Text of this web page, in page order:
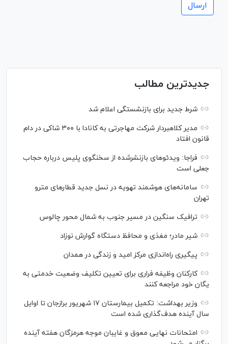
جدیدترین مطالب
شرط جدید برای بازنشستگی اعلام شد
مدیر کلاهبردار شرکت مهاجرتی به کانادا با ۳۰۰ شاکی در دام
قانون افتاد
فراجا: ویدئو‌های بازنشرشده از سخنگوی پلیس درباره حجاب
جعلی است
سامانه‌های هوشمند تهویه در نسل جدید قطار‌های مترو
تهران
ترافیک سنگین در مسیر جنوب به شمال محور چالوس
شیر مادر؛ مغذی و محافظ دستگاه گوارش نوزاد
پیگیری راه‌اندازی مرکز امید و زندگی در همدان
کارکنان وظیفه فراری برای تعیین تکلیف وضعیت خدمتی به
یگان خود مراجعه کنند
وزیر بهداشت: تکمیل بیمارستان ۱۷ شهریور برازجان تا اوایل
سال آینده هدف‌گذاری شده است
امتحانات نهایی معوق و غایبان موجه هرمزگان هفته آینده